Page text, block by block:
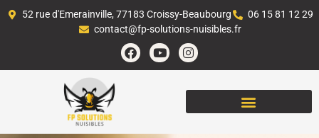
52 rue d'Emerainville, 77183 Croissy-Beaubourg
06 15 81 12 29
contact@fp-solutions-nuisibles.fr